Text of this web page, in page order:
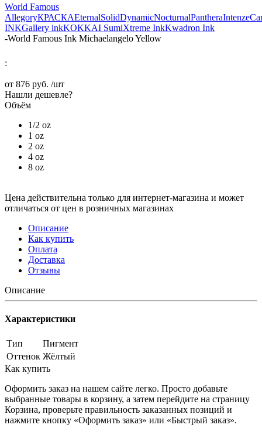
World Famous
AllegoryКРАСКАEternalSolidDynamicNocturnalPantheraIntenze
INKGallery inkKOKKAI SumiXtreme InkKwadron Ink
-World Famous Ink Michaelangelo Yellow
:
от 876 руб. /шт
Нашли дешевле?
Объём
1/2 oz
1 oz
2 oz
4 oz
8 oz
Цена действительна только для интернет-магазина и может
отличаться от цен в розничных магазинах
Описание
Как купить
Оплата
Доставка
Отзывы
Описание
Характеристики
Тип
Пигмент
Оттенок Жёлтый
Как купить
Оформить заказ на нашем сайте легко. Просто добавьте
выбранные товары в корзину, а затем перейдите на страницу
Корзина, проверьте правильность заказанных позиций и
нажмите кнопку «Оформить заказ» или «Быстрый заказ».